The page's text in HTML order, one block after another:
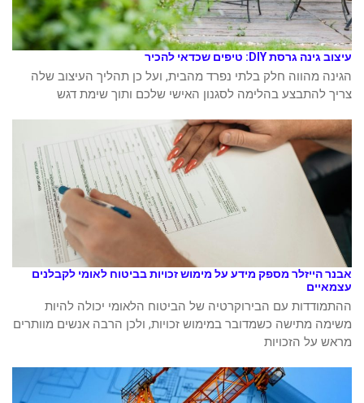
עיצוב גינה גרסת DIY: טיפים שכדאי להכיר
הגינה מהווה חלק בלתי נפרד מהבית, ועל כן תהליך העיצוב שלה
צריך להתבצע בהלימה לסגנון האישי שלכם ותוך שימת דגש
אבנר הייזלר מספק מידע על מימוש זכויות בביטוח לאומי לקבלנים
עצמאיים
ההתמודדות עם הבירוקרטיה של הביטוח הלאומי יכולה להיות
משימה מתישה כשמדובר במימוש זכויות, ולכן הרבה אנשים מוותרים
מראש על הזכויות